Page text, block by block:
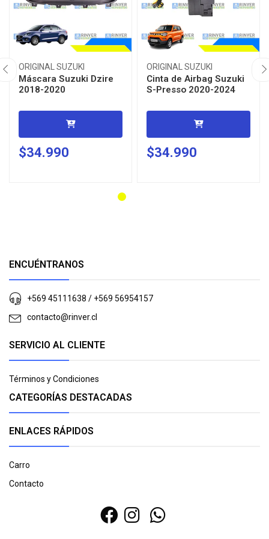
ORIGINAL SUZUKI
Máscara Suzuki Dzire
2018-2020
$34.990
ORIGINAL SUZUKI
Cinta de Airbag Suzuki
S-Presso 2020-2024
$34.990
ENCUÉNTRANOS
+569 45111638 / +569 56954157
contacto@rinver.cl
SERVICIO AL CLIENTE
Términos y Condiciones
CATEGORÍAS DESTACADAS
ENLACES RÁPIDOS
Carro
Contacto